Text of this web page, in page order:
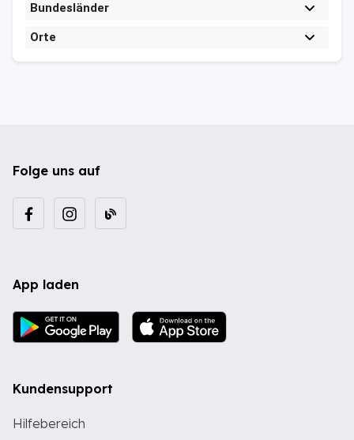
Bundesländer
Orte
Folge uns auf
App laden
Kundensupport
Hilfebereich